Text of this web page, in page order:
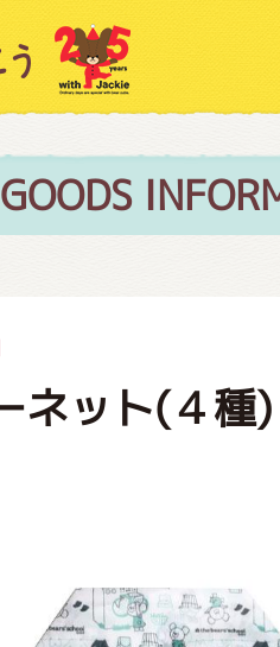
GOODS
ネット(４種)
紹介
介
ォメーション